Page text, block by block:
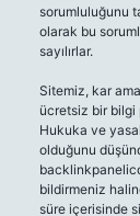
sorumluluğunu
olarak bu
sayılırlar.
Sitemiz, kar
ücretsiz bir bilgi
Hukuka ve
olduğunu
bildirmeniz
süre içerisinde